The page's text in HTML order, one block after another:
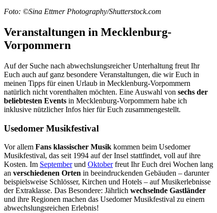
Foto: ©Sina Ettmer Photography/Shutterstock.com
Veranstaltungen in Mecklenburg-
Vorpommern
Auf der Suche nach abwechslungsreicher Unterhaltung freut Ihr
Euch auch auf ganz besondere Veranstaltungen, die wir Euch in
meinen Tipps für einen Urlaub in Mecklenburg-Vorpommern
natürlich nicht vorenthalten möchten. Eine Auswahl von sechs der
beliebtesten Events in Mecklenburg-Vorpommern habe ich
inklusive nützlicher Infos hier für Euch zusammengestellt.
Usedomer Musikfestival
Vor allem Fans klassischer Musik kommen beim Usedomer
Musikfestival, das seit 1994 auf der Insel stattfindet, voll auf ihre
Kosten. Im Septemberund Oktoberfreut Ihr Euch drei Wochen lang
an verschiedenen Orten in beeindruckenden Gebäuden – darunter
beispielsweise Schlösser, Kirchen und Hotels – auf Musikerlebnisse
der Extraklasse. Das Besondere: Jährlich wechselnde Gastländer
und ihre Regionen machen das Usedomer Musikfestival zu einem
abwechslungsreichen Erlebnis!